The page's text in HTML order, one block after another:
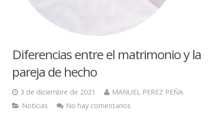
Diferencias entre el matrimonio y la
pareja de hecho
3 de diciembre de 2021
MANUEL PEREZ PEÑA
Noticias
No hay comentarios